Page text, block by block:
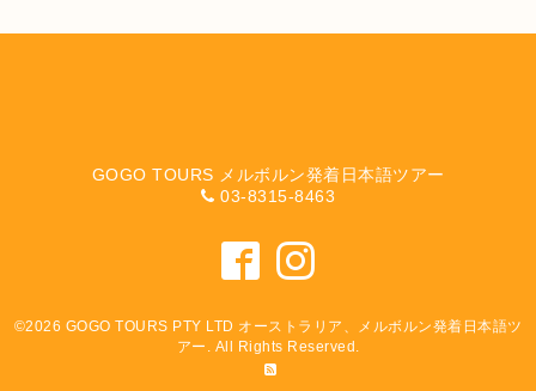
GOGO TOURS メルボルン発着日本語ツアー
03-8315-8463
©2026 GOGO TOURS PTY LTD オーストラリア、メルボルン発着日本語ツ
アー . All Rights Reserved.